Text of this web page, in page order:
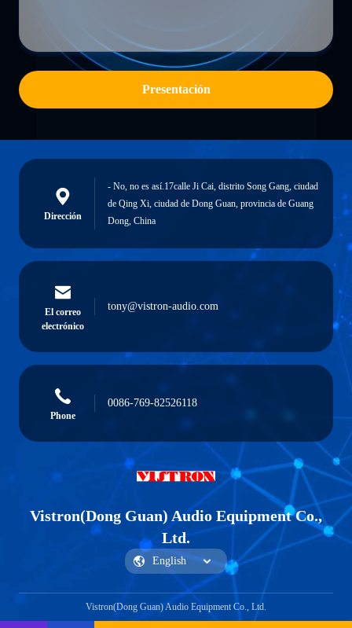
Presentación
Dirección
- No, no es así.17calle Ji Cai, distrito Song Gang, ciudad
de Qing Xi, ciudad de Dong Guan, provincia de Guang
Dong, China
El correo
electrónico
tony@vistron-audio.com
Phone
0086-769-82526118
Vistron(Dong Guan) Audio Equipment Co.,
Ltd.
Vistron(Dong Guan) Audio Equipment Co., Ltd.